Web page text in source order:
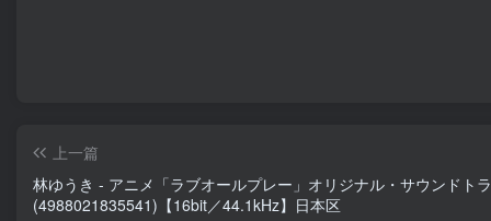
上一篇
林ゆうき - アニメ「ラブオールプレー」オリジナル・サウンドト
(4988021835541)【16bit／44.1kHz】日本区